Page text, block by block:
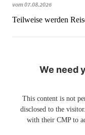
vom 07.08.2026
Teilweise werden
We need
This content is not
disclosed to the
with their CMP to